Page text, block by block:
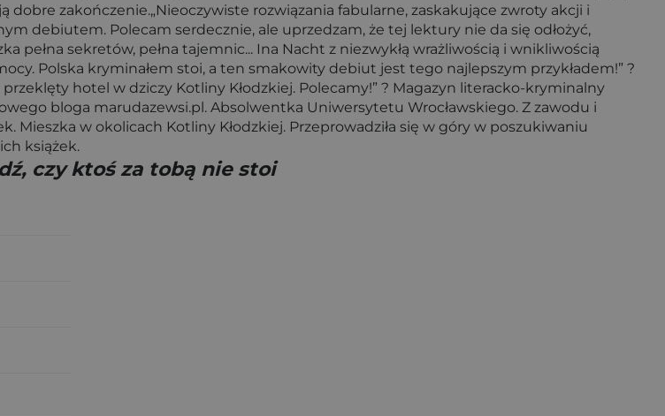
zakończenie.„Nieoczywiste rozwiązania fabularne, zaskakujące zwroty akcji i
debiutem. Polecam serdecznie, ale uprzedzam, że tej lektury nie da się odłożyć,
pełna sekretów, pełna tajemnic... Ina Nacht z niezwykłą wrażliwością i wnikliwością
Polska kryminałem stoi, a ten smakowity debiut jest tego najlepszym przykładem!” ?
hotel w dziczy Kotliny Kłodzkiej. Polecamy!” ? Magazyn literacko-kryminalny
bloga marudazewsi.pl. Absolwentka Uniwersytetu Wrocławskiego. Z zawodu i
Mieszka w okolicach Kotliny Kłodzkiej. Przeprowadziła się w góry w poszukiwaniu
książek.
czy ktoś za tobą nie stoi